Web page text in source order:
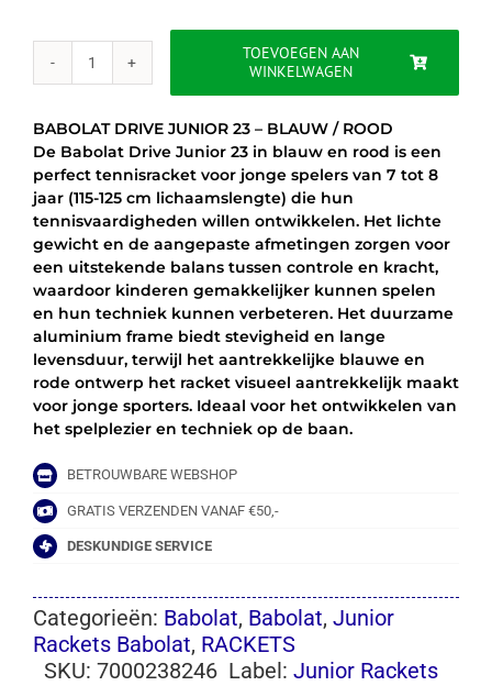
BABOLAT
23
aantal
TOEVOEGEN AAN
WINKELWAGEN
BABOLAT DRIVE JUNIOR 23 – BLAUW / ROOD
De Babolat Drive Junior 23 in blauw en rood is een
perfect tennisracket voor jonge spelers van 7 tot 8
jaar (115-125 cm lichaamslengte) die hun
tennisvaardigheden willen ontwikkelen. Het lichte
gewicht en de aangepaste afmetingen zorgen voor
een uitstekende balans tussen controle en kracht,
waardoor kinderen gemakkelijker kunnen spelen
en hun techniek kunnen verbeteren. Het duurzame
aluminium frame biedt stevigheid en lange
levensduur, terwijl het aantrekkelijke blauwe en
rode ontwerp het racket visueel aantrekkelijk maakt
voor jonge sporters. Ideaal voor het ontwikkelen van
het spelplezier en techniek op de baan.
BETROUWBARE WEBSHOP
GRATIS VERZENDEN VANAF €50,-
DESKUNDIGE SERVICE
Categorieën: Babolat, Babolat, Junior
Rackets Babolat, RACKETS
SKU: 7000238246 Label: Junior Rackets